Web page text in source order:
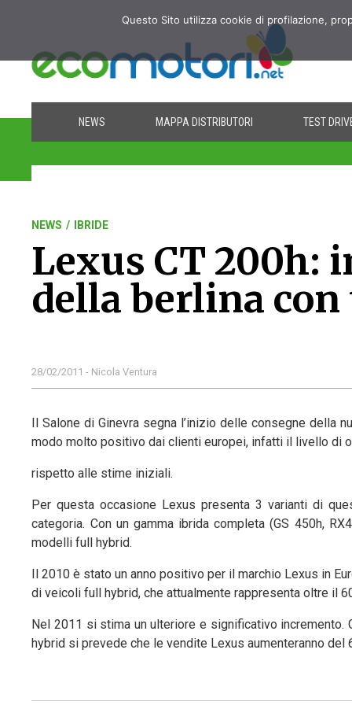
NEWS MAPPA DISTRIBUTORI TEST
NEWS / IBRIDE
Lexus CT 200h:
della berlina
28/02/2011 - Nicola Ventura
Il Salone di Ginevra segna l’inizio delle consegne della
modo molto positivo dai clienti europei, infatti il livello di
rispetto alle stime iniziali.
Per questa occasione Lexus presenta 3 varianti di
categoria. Con un gamma ibrida completa (GS 450h,
modelli full hybrid.
Il 2010 è stato un anno positivo per il marchio Lexus in
di veicoli full hybrid, che attualmente rappresenta oltre il
Nel 2011 si stima un ulteriore e significativo
hybrid si prevede che le vendite Lexus aumenteranno del
Questo Sito utilizza cookie di profilazione,